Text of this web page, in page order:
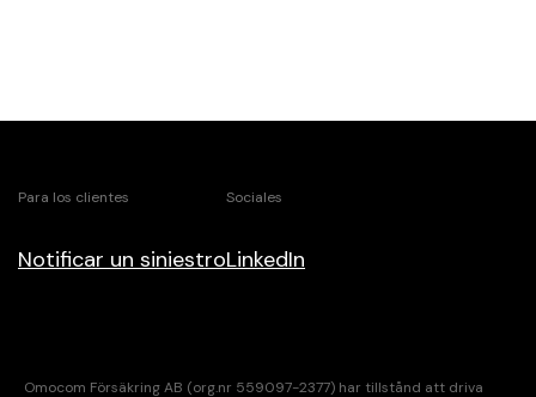
Para los clientes
Notificar un siniestro
Sociales
LinkedIn
Omocom Försäkring AB (org.nr 559097-2377) har tillstånd att driva